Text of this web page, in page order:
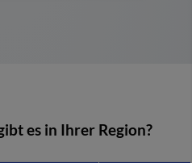
es in Ihrer Region?